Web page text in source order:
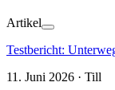
Artikel
Testbericht:
11. Juni 2026 · Till